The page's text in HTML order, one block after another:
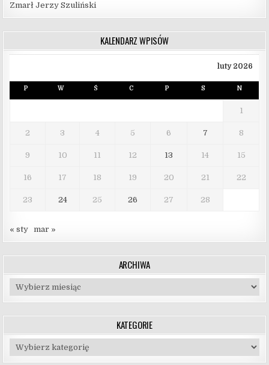
Zmarł Jerzy Szuliński
KALENDARZ WPISÓW
luty 2026
P W Ś C P S N
1
2 3 4 5 6 7 8
9 10 11 12 13 14 15
16 17 18 19 20 21 22
23 24 25 26 27 28
« sty mar »
ARCHIWA
Archiwa
KATEGORIE
Kategorie